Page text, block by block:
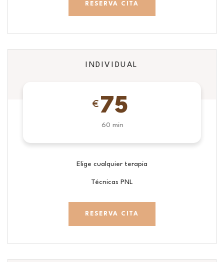
RESERVA CITA
INDIVIDUAL
€ 75
60 min
Elige cualquier terapia
Técnicas PNL
RESERVA CITA